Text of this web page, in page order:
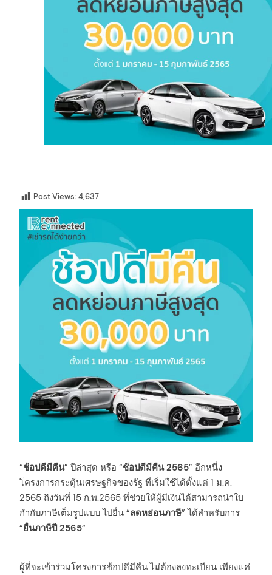
Post Views:4,637
“ช้อปดีมีคืน” ปีล่าสุด หรือ “ช้อปดีมีคืน 2565” อีกหนึ่ง
โครงการกระตุ้นเศรษฐกิจของรัฐ ที่เริ่มใช้ได้ตั้งแต่ 1 ม.ค.
2565 ถึงวันที่ 15 ก.พ.2565 ที่ช่วยให้ผู้มีเงินได้สามารถนำใบ
กำกับภาษีเต็มรูปแบบ ไปยื่น “ลดหย่อนภาษี” ได้สำหรับการ
“ยื่นภาษีปี 2565“
ผู้ที่จะเข้าร่วมโครงการช้อปดีมีคืน ไม่ต้องลงทะเบียน เพียงแค่